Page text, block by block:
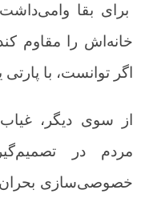
برای بقا
خانه‌اش را مقاوم
اگر توانست، با پارتی
از سوی دیگر،
مردم در
خصوصی‌سازی بحران